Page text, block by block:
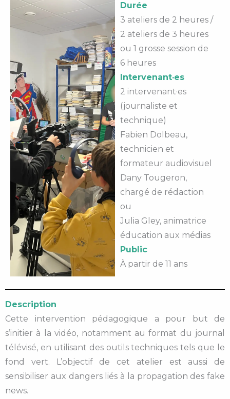
Durée
3 ateliers de 2 heures /
2 ateliers de 3 heures
ou 1 grosse session de
6 heures
Intervenant·es
2 intervenant·es
(journaliste et
technique)
Fabien Dolbeau,
technicien et
formateur audiovisuel
Dany Tougeron,
chargé de rédaction
ou
Julia Gley, animatrice
éducation aux médias
Public
À partir de 11 ans
Description
Cette intervention pédagogique a pour but de
s’initier à la vidéo, notamment au format du journal
télévisé, en utilisant des outils techniques tels que le
fond vert. L’objectif de cet atelier est aussi de
sensibiliser aux dangers liés à la propagation des fake
news.